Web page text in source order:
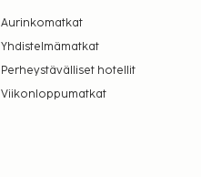
Aurinkomatkat
Yhdistelmämatkat
Perheystävälliset hotellit
Viikonloppumatkat